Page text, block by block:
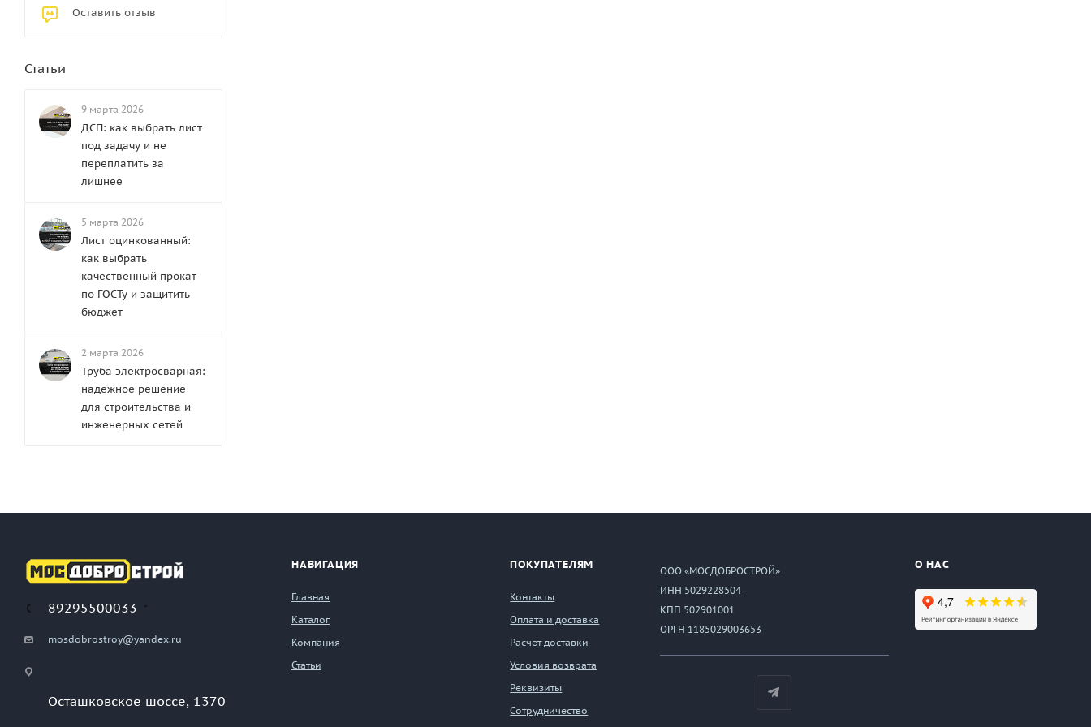
Оставить отзыв
Статьи
9 марта 2026
ДСП: как выбрать лист
под задачу и не
переплатить за
лишнее
5 марта 2026
Лист оцинкованный:
как выбрать
качественный прокат
по ГОСТу и защитить
бюджет
2 марта 2026
Труба электросварная:
надежное решение
для строительства и
инженерных сетей
89295500033
mosdobrostroy@yandex.ru
Осташковское шоссе, 1370
НАВИГАЦИЯ
Главная
Каталог
Компания
Статьи
ПОКУПАТЕЛЯМ
Контакты
Оплата и доставка
Расчет доставки
Условия возврата
Реквизиты
Сотрудничество
ООО «МОСДОБРОСТРОЙ»
ИНН 5029228504
КПП 502901001
ОРГН 1185029003653
О НАС